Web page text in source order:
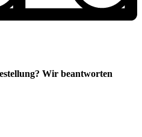
Wir beantworten